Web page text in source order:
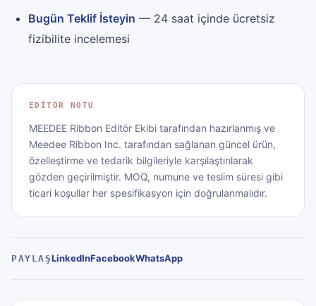
Bugün Teklif İsteyin — 24 saat içinde ücretsiz
fizibilite incelemesi
EDITÖR NOTU
MEEDEE Ribbon Editör Ekibi tarafından hazırlanmış ve
Meedee Ribbon Inc. tarafından sağlanan güncel ürün,
özelleştirme ve tedarik bilgileriyle karşılaştırılarak
gözden geçirilmiştir. MOQ, numune ve teslim süresi gibi
ticari koşullar her spesifikasyon için doğrulanmalıdır.
PAYLAŞLinkedInFacebookWhatsApp